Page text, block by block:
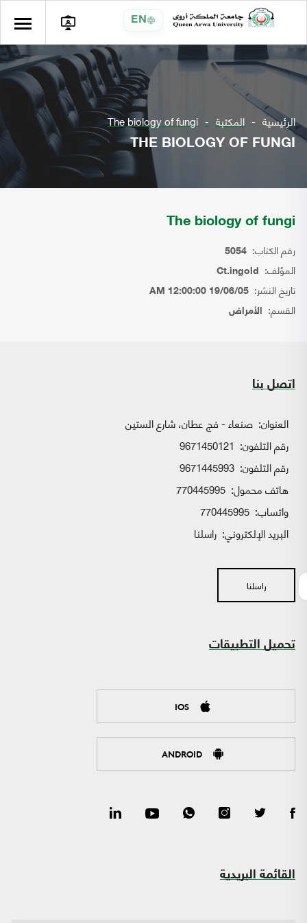
EN
الرئيسية المكتبة The biology of fungi
THE BIOLOGY OF FUNGI
The biology of fungi
رقم الكتاب: 5054
المؤلف: Ct.ingold
تاريخ النشر: 19/06/05 12:00:00 AM
القسم: الأمراض
اتصل بنا
العنوان: صنعاء - فج عطان، شارع الستين
رقم التلفون: 9671450121
رقم التلفون: 9671445993
هاتف محمول: 770445995
واتساب:
البريد الإلكتروني: راسلنا
راسلنا
تحميل التطبيقات
IOS
ANDROID
القائمة البريدية